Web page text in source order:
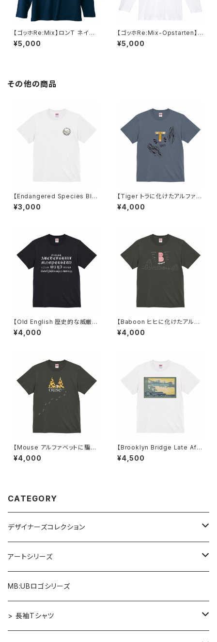
【ゴッホRe:Mix】ロンT ネイビ
ー ユニセックス
¥5,000
【ゴッホRe:Mix-Opstarten】
ロンT ホワイト ユニセックス
¥5,000
その他の商品
【Endangered Species Blu
e Whale】Tシャツ ホワイト ユ
ニセックス
¥3,000
【Tiger トラに化けたアルファベ
ット】Tシャツ ヘイジーネイビー
ユニセックス
¥4,000
【Old English 歴史的な威厳を
感じさせるフォント】Tシャツ ブ
ラック ユニセックス
¥4,000
【Baboon ヒヒに化けたアルフ
ァベット】 Tシャツ ヘイジーブラ
ック ユニセックス
¥4,000
【Mouse アルファベットに騙さ
れたネズミ】Tシャツ ヘイジーブ
ラック ユニセックス
¥4,000
【Brooklyn Bridge Late Afte
rnoon(1916)】Tシャツ ホワイト
ユニセックス
¥4,500
CATEGORY
デザイナーズコレクション
アルファベット×ヒヒ
アルファベット×マウス
アルファベット×フクロウ
アートシリーズ
Re:Mix
ゴッホ
MB:UBロゴシリーズ
> 長袖Tシャツ